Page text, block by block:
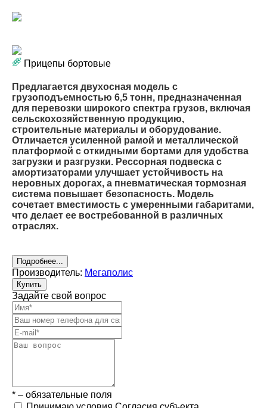
Прицепы бортовые
Предлагается двухосная модель с
грузоподъемностью 6,5 тонн, предназначенная
для перевозки широкого спектра грузов, включая
сельскохозяйственную продукцию,
строительные материалы и оборудование.
Отличается усиленной рамой и металлической
платформой с откидными бортами для удобства
загрузки и разгрузки. Рессорная подвеска с
амортизаторами улучшает устойчивость на
неровных дорогах, а пневматическая тормозная
система повышает безопасность. Модель
сочетает вместимость с умеренными габаритами,
что делает ее востребованной в различных
отраслях.
Подробнее...
Производитель: Мегаполис
Купить
Задайте свой вопрос
* – обязательные поля